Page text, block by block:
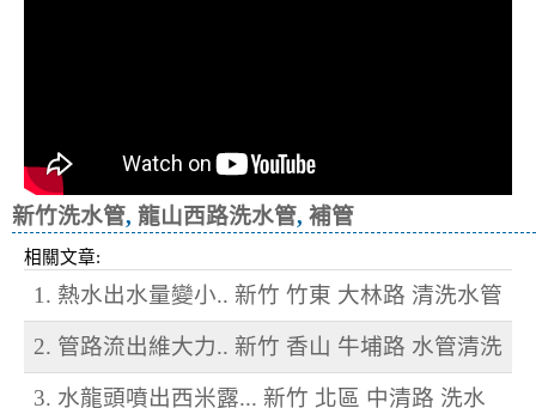
新竹洗水管, 龍山西路洗水管, 補管
相關文章:
1. 熱水出水量變小.. 新竹 竹東 大林路 清洗水管
2. 管路流出維大力.. 新竹 香山 牛埔路 水管清洗
3. 水龍頭噴出西米露... 新竹 北區 中清路 洗水